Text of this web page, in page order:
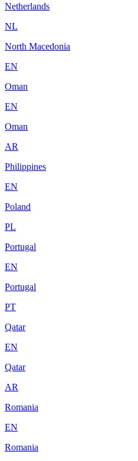
Netherlands
NL
North Macedonia
EN
Oman
EN
Oman
AR
Philippines
EN
Poland
PL
Portugal
EN
Portugal
PT
Qatar
EN
Qatar
AR
Romania
EN
Romania